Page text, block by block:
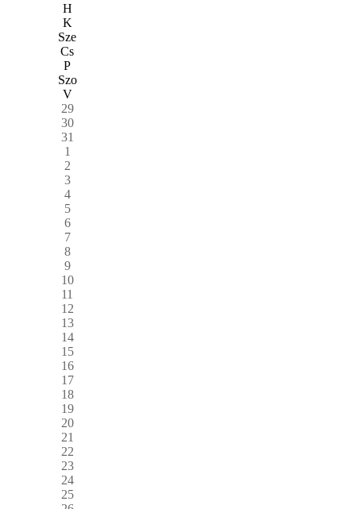
H
K
Sze
Cs
P
Szo
V
29
30
31
1
2
3
4
5
6
7
8
9
10
11
12
13
14
15
16
17
18
19
20
21
22
23
24
25